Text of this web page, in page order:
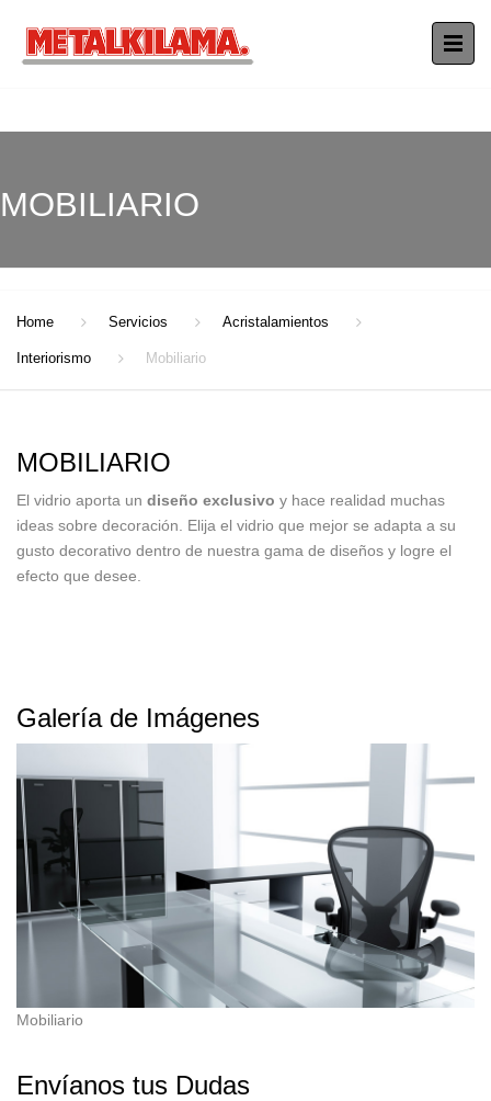
MOBILIARIO
Home Servicios Acristalamientos
Interiorismo Mobiliario
MOBILIARIO
El vidrio aporta un diseño exclusivo y hace realidad muchas
ideas sobre decoración. Elija el vidrio que mejor se adapta a su
gusto decorativo dentro de nuestra gama de diseños y logre el
efecto que desee.
Galería de Imágenes
Mobiliario
Envíanos tus Dudas